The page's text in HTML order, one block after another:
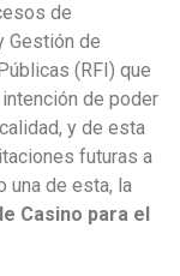
de
Gestión de
(RFI) que
de poder
y de esta
futuras a
una de esta, la
Casino para el